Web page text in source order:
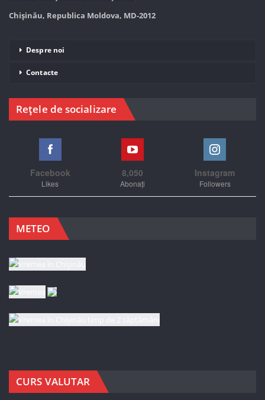
Chișinău, Republica Moldova, MD-2012
Despre noi
Contacte
Rețele de socializare
Facebook
Likes
8,050
Abonați
Instagram
Followers
METEO
CURS VALUTAR